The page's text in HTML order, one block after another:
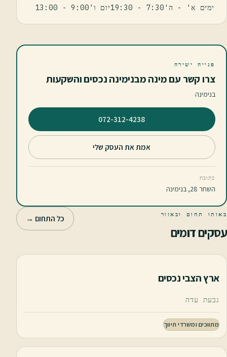
ימים א' - ה'7:30 - 19:30יום ו'9:00 - 13:00
פנייה ישירה
צרו קשר עם מינה מבנימינה נכסים והשקעות
בנימינה
⁦072-312-4238⁩
אמת את העסק שלי
כתובת
השחר 28, בנימינה
באותו תחום ובאזור
עסקים דומים
כל התחום →
ארץ הצבי נכסים
גבעת עדה
מתווכים ומשרדי תיווך